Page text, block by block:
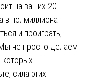
на ваших 20
в полмиллиона
и проиграть,
не просто делаем
сила этих